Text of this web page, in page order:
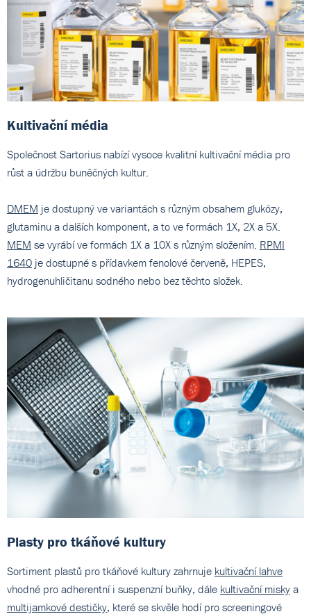
Kultivační média
Společnost Sartorius nabízí vysoce kvalitní kultivační média pro
růst a údržbu buněčných kultur.
DMEM je dostupný ve variantách s různým obsahem glukózy,
glutaminu a dalších komponent, a to ve formách 1X, 2X a 5X.
MEM se vyrábí ve formách 1X a 10X s různým složením. RPMI
1640 je dostupné s přídavkem fenolové červeně, HEPES,
hydrogenuhličitanu sodného nebo bez těchto složek.
Plasty pro tkáňové kultury
Sortiment plastů pro tkáňové kultury zahrnuje kultivační lahve
vhodné pro adherentní i suspenzní buňky, dále kultivační misky a
multijamkové destičky, které se skvěle hodí pro screeningové